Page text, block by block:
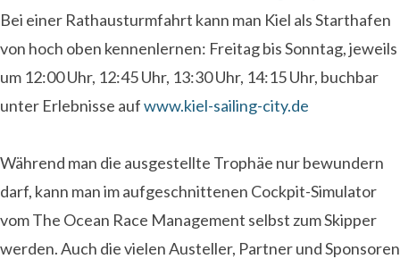
Bei einer Rathausturmfahrt kann man Kiel als Starthafen
von hoch oben kennenlernen: Freitag bis Sonntag, jeweils
um 12:00 Uhr, 12:45 Uhr, 13:30 Uhr, 14:15 Uhr, buchbar
unter Erlebnisse aufwww.kiel-sailing-city.de
Während man die ausgestellte Trophäe nur bewundern
darf, kann man im aufgeschnittenen Cockpit-Simulator
vom The Ocean Race Management selbst zum Skipper
werden. Auch die vielen Austeller, Partner und Sponsoren